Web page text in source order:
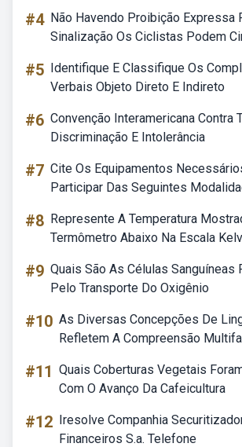
#4 Não Havendo Proibição Expressa
Sinalização Os Ciclistas Podem
#5 Identifique E Classifique Os
Verbais Objeto Direto E Indireto
#6 Convenção Interamericana Contra
Discriminação E Intolerância
#7 Cite Os Equipamentos
Participar Das Seguintes
#8 Represente A Temperatura
Termômetro Abaixo Na Escala
#9 Quais São As Células Sanguíneas
Pelo Transporte Do Oxigênio
#10 As Diversas Concepções De
Refletem A Compreensão
#11 Quais Coberturas Vegetais
Com O Avanço Da Cafeicultura
#12 Iresolve Companhia
Financeiros S.a. Telefone